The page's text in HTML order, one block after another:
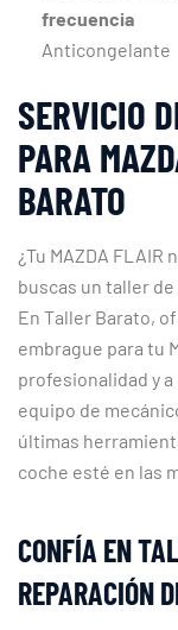
frecuencia
Anticongelante
SERVICIO
PARA
BARATO
¿Tu MAZDA
buscas un taller de
En Taller Barato,
embrague para tu
profesionalidad y
equipo de
últimas
coche esté en las
CONFÍA EN
REPARACIÓN